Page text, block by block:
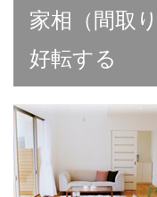
家相（間取
好転する